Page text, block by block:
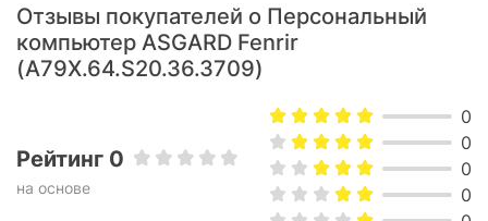
Отзывы покупателей о Персональный
компьютер ASGARD Fenrir
(A79X.64.S20.36.3709)
Рейтинг 0
на основе
0
0
0
0